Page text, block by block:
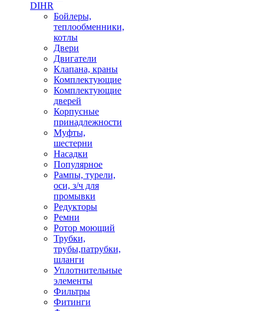
DIHR
Бойлеры,
теплообменники,
котлы
Двери
Двигатели
Клапана, краны
Комплектующие
Комплектующие
дверей
Корпусные
принадлежности
Муфты,
шестерни
Насадки
Популярное
Рампы, турели,
оси, з/ч для
промывки
Редукторы
Ремни
Ротор моющий
Трубки,
трубы,патрубки,
шланги
Уплотнительные
элементы
Фильтры
Фитинги